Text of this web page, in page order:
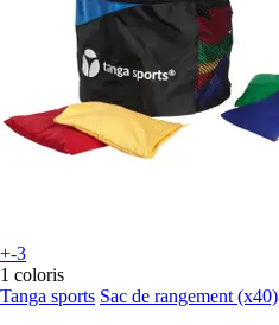
+-3
1 coloris
Tanga sports Sac de rangement (x40)